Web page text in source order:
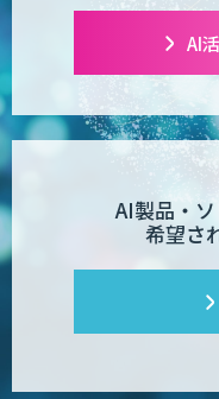
AI
AI製品・
希望さ